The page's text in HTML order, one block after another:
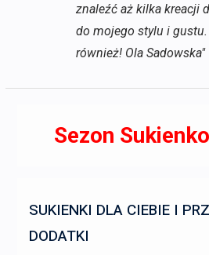
znaleźć aż kilka kreacji
do mojego stylu i
również! Ola Sadowska"
Sezon
SUKIENKI DLA CIEBIE I
DODATKI